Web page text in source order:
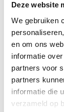
Deze website
We gebruiken
en om ons
informatie
partners voor
partners
informatie die
verzameld op
Houtsoort
Kleur
Anderen